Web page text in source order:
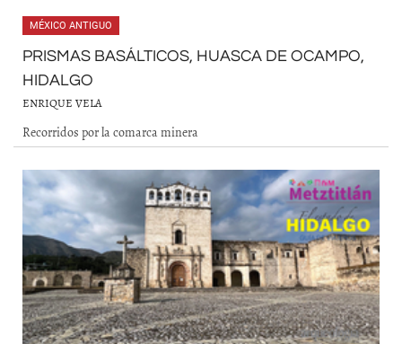
MÉXICO ANTIGUO
PRISMAS BASÁLTICOS, HUASCA DE OCAMPO,
HIDALGO
ENRIQUE VELA
Recorridos por la comarca minera